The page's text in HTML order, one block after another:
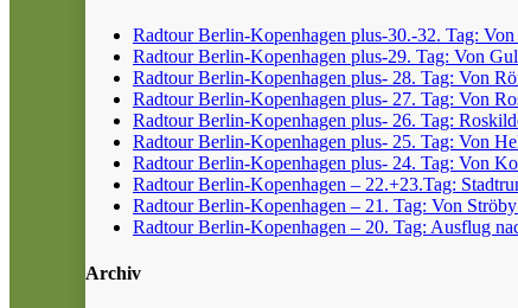
Radtour Berlin-Kopenhagen plus-30.-32. Tag:
Radtour Berlin-Kopenhagen plus-29. Tag: Von
Radtour Berlin-Kopenhagen plus- 28. Tag: Von
Radtour Berlin-Kopenhagen plus- 27. Tag: Von
Radtour Berlin-Kopenhagen plus- 26. Tag:
Radtour Berlin-Kopenhagen plus- 25. Tag: Von
Radtour Berlin-Kopenhagen plus- 24. Tag: Von
Radtour Berlin-Kopenhagen – 22.+23.Tag:
Radtour Berlin-Kopenhagen – 21. Tag: Von
Radtour Berlin-Kopenhagen – 20. Tag: Ausflug
Archiv